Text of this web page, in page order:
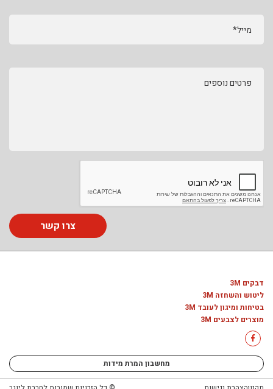
מייל*
פרטים נוספים
צרו קשר
דבקים 3M
ליטוש והשחזה 3M
בטיחות ומיגון לעובד 3M
מוצרים לצבעים 3M
מחשבון המרת מידות